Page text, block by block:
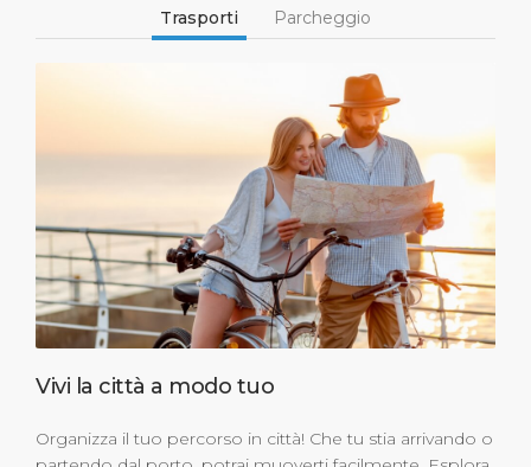
Trasporti Parcheggio
Vivi la città a modo tuo
Organizza il tuo percorso in città! Che tu stia arrivando o